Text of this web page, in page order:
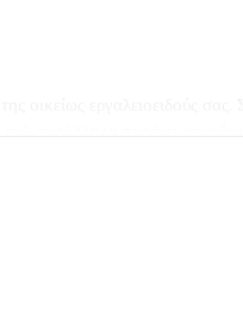
παράλληλα παρέχει